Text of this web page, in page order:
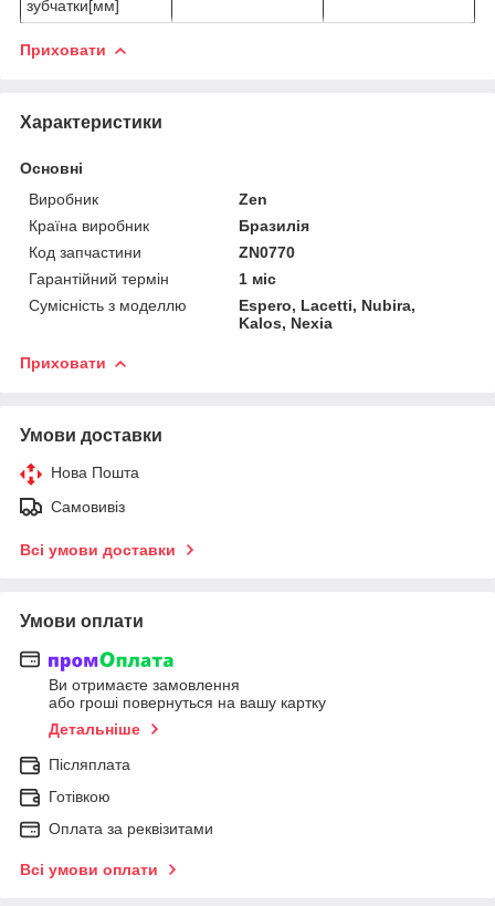
зубчатки[мм]
Приховати
Характеристики
Основні
Виробник
Zen
Країна виробник
Бразилія
Код запчастини
ZN0770
Гарантійний термін
1 міс
Сумісність з моделлю
Espero, Lacetti, Nubira,
Kalos, Nexia
Приховати
Умови доставки
Нова Пошта
Самовивіз
Всі умови доставки
Умови оплати
Ви отримаєте замовлення
або гроші повернуться на вашу картку
Детальніше
Післяплата
Готівкою
Оплата за реквізитами
Всі умови оплати